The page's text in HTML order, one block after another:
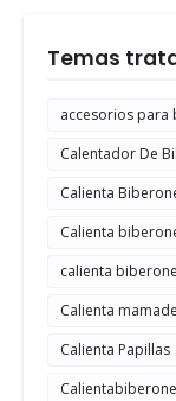
Temas
accesorios para
Calentador De
Calienta
Calienta
calienta
Calienta
Calienta Papillas